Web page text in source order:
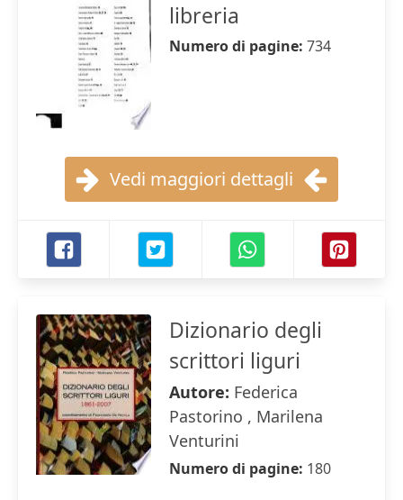
libreria
Numero di pagine: 734
Vedi maggiori dettagli
Dizionario degli
scrittori liguri
Autore: Federica
Pastorino , Marilena
Venturini
Numero di pagine: 180